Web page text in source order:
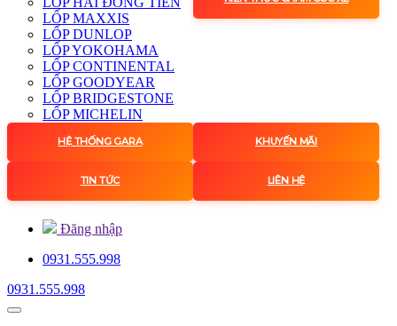
LỐP MAXXIS
LỐP DUNLOP
LỐP YOKOHAMA
LỐP CONTINENTAL
LỐP GOODYEAR
LỐP BRIDGESTONE
LỐP MICHELIN
HỆ THỐNG GARA KHUYẾN MÃI
TIN TỨC LIÊN HỆ
Đăng nhập
0931.555.998
0931.555.998